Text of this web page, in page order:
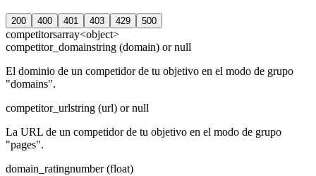
200 400 401 403 429 500
competitorsarray<object>
competitor_domainstring (domain) or null
El dominio de un competidor de tu objetivo en el modo de grupo
"domains".
competitor_urlstring (url) or null
La URL de un competidor de tu objetivo en el modo de grupo
"pages".
domain_ratingnumber (float)